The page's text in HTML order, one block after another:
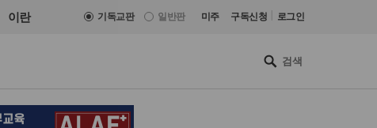
이란 기독교판 일반판 미주 구독신청 로그인